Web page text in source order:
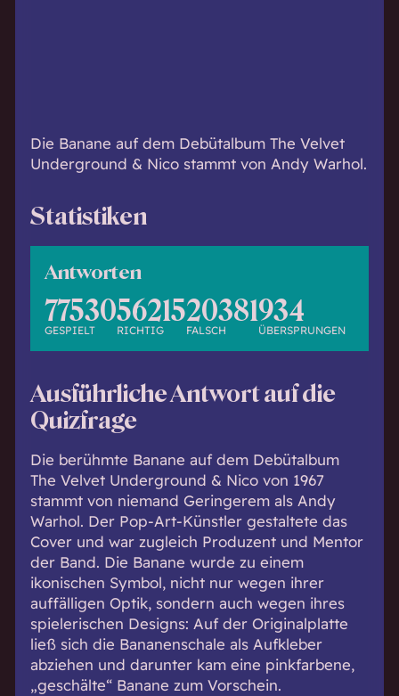
Die Banane auf dem Debütalbum The Velvet
Underground & Nico stammt von Andy Warhol.
Statistiken
Antworten
77530
GESPIELT
56215
RICHTIG
20381
FALSCH
934
ÜBERSPRUNGEN
Ausführliche Antwort auf die
Quizfrage
Die berühmte Banane auf dem Debütalbum
The Velvet Underground & Nico von 1967
stammt von niemand Geringerem als Andy
Warhol. Der Pop-Art-Künstler gestaltete das
Cover und war zugleich Produzent und Mentor
der Band. Die Banane wurde zu einem
ikonischen Symbol, nicht nur wegen ihrer
auffälligen Optik, sondern auch wegen ihres
spielerischen Designs: Auf der Originalplatte
ließ sich die Bananenschale als Aufkleber
abziehen und darunter kam eine pinkfarbene,
„geschälte“ Banane zum Vorschein.